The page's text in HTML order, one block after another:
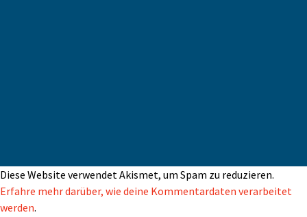
Diese Website verwendet Akismet, um Spam zu reduzieren.
Erfahre mehr darüber, wie deine Kommentardaten verarbeitet
werden.